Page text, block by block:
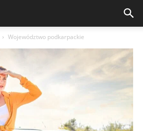
Województwo podkarpackie